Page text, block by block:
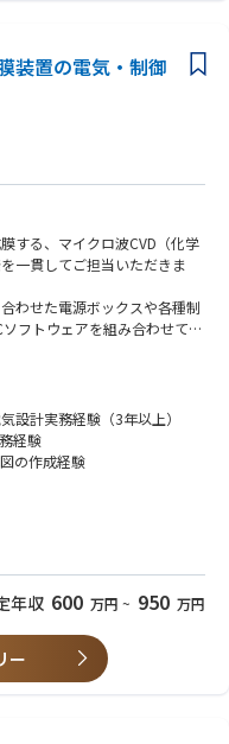
クト歴1年）役職：チームリ
クト歴1年）役職：グループ
ら新会社（三菱電機モビリテ
三菱電機基準、今回の分社化
装置の電気・制御
する、マイクロ波CVD（化学
一貫してご担当いただきま
わせた電源ボックスや各種制
フトウェアを組み合わせて、
ています。
系のハードウェア設計（構
アの開発・コーディング
拠した安全回路および機器
設計
ち上げ調整サポート
設計実務経験（3年以上）
経験
の作成経験
も、以下のいずれかの経験が
、熱処理炉などの設計経験
の取り扱い・設計経験
タッチパネルUI開発経験
年収 600 万円 ~ 950 万円
ー